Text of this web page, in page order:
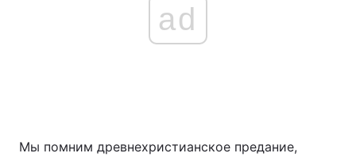
ad
Мы помним древнехристианское предание,